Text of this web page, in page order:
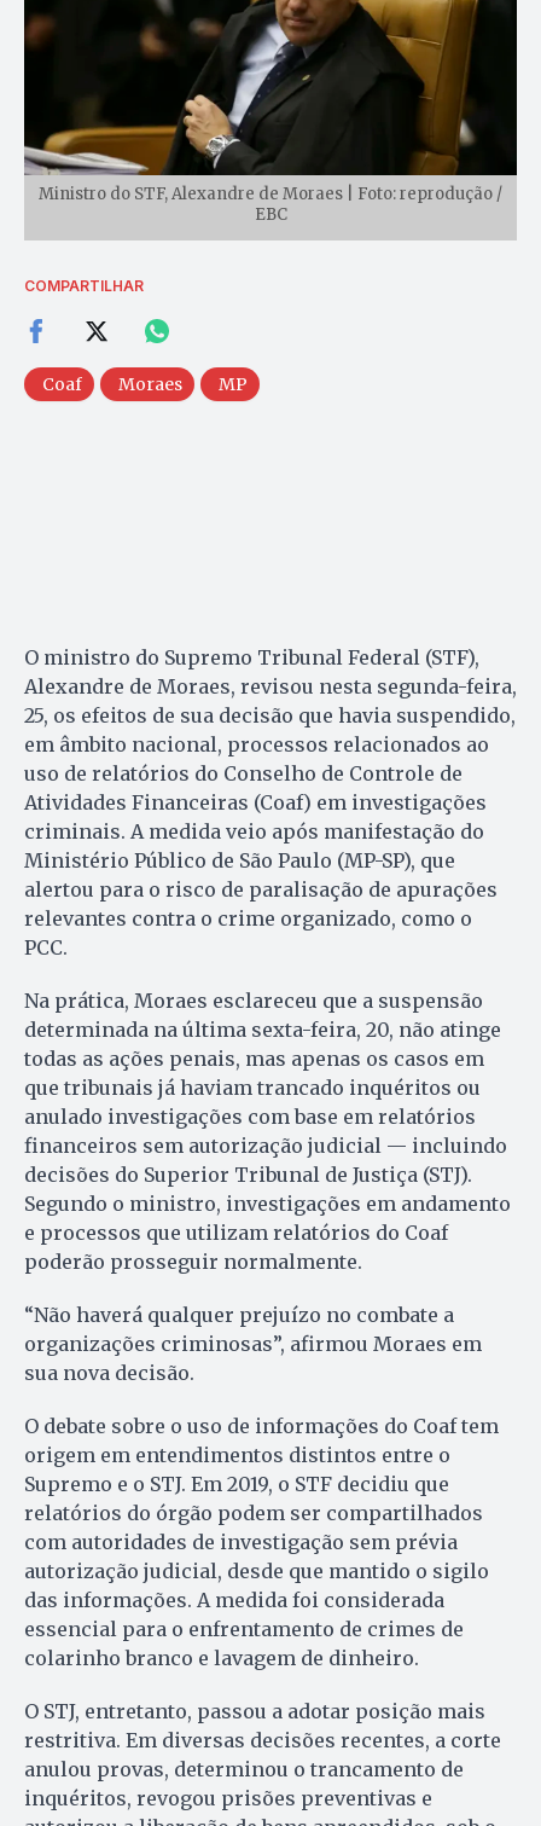
Ministro do STF, Alexandre de Moraes | Foto: reprodução /
EBC
COMPARTILHAR
Coaf Moraes MP
O ministro do Supremo Tribunal Federal (STF),
Alexandre de Moraes, revisou nesta segunda-feira,
25, os efeitos de sua decisão que havia suspendido,
em âmbito nacional, processos relacionados ao
uso de relatórios do Conselho de Controle de
Atividades Financeiras (Coaf) em investigações
criminais. A medida veio após manifestação do
Ministério Público de São Paulo (MP-SP), que
alertou para o risco de paralisação de apurações
relevantes contra o crime organizado, como o
PCC.
Na prática, Moraes esclareceu que a suspensão
determinada na última sexta-feira, 20, não atinge
todas as ações penais, mas apenas os casos em
que tribunais já haviam trancado inquéritos ou
anulado investigações com base em relatórios
financeiros sem autorização judicial — incluindo
decisões do Superior Tribunal de Justiça (STJ).
Segundo o ministro, investigações em andamento
e processos que utilizam relatórios do Coaf
poderão prosseguir normalmente.
“Não haverá qualquer prejuízo no combate a
organizações criminosas”, afirmou Moraes em
sua nova decisão.
O debate sobre o uso de informações do Coaf tem
origem em entendimentos distintos entre o
Supremo e o STJ. Em 2019, o STF decidiu que
relatórios do órgão podem ser compartilhados
com autoridades de investigação sem prévia
autorização judicial, desde que mantido o sigilo
das informações. A medida foi considerada
essencial para o enfrentamento de crimes de
colarinho branco e lavagem de dinheiro.
O STJ, entretanto, passou a adotar posição mais
restritiva. Em diversas decisões recentes, a corte
anulou provas, determinou o trancamento de
inquéritos, revogou prisões preventivas e